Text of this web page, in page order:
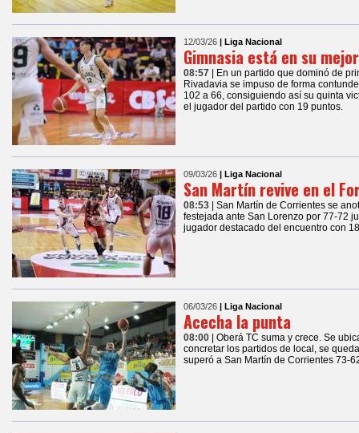
12/03/26 | Liga Nacional
Gimnasia está en su
08:57
| En un partido que dominó de
Rivadavia se impuso de forma
102 a 66, consiguiendo así su quinta
el jugador del partido con 19 puntos.
09/03/26 | Liga Nacional
San Martín revive en el
08:53
| San Martín de Corrientes se
festejada ante San Lorenzo por 77-72
jugador destacado del encuentro con
06/03/26 | Liga Nacional
Acecha la punta
08:00
| Oberá TC suma y crece. Se
concretar los partidos de local, se
superó a San Martín de Corrientes 73-